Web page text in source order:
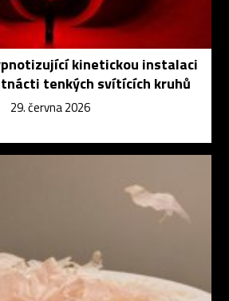
kinetickou instalaci
tenkých svítících kruhů
29. června 2026